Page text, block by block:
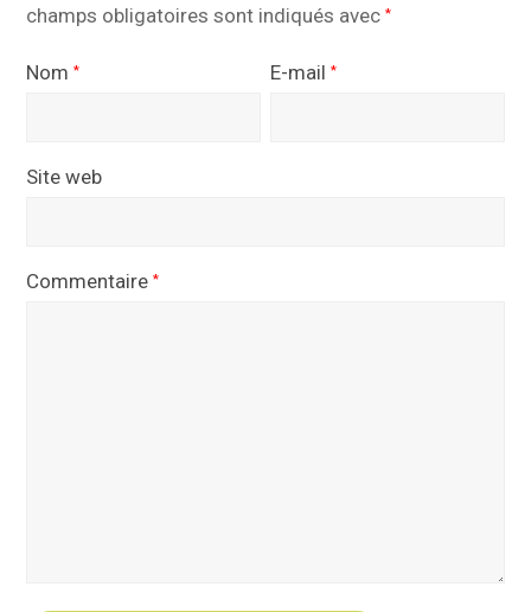
champs obligatoires sont indiqués avec*
Nom* E-mail*
Site web
Commentaire*